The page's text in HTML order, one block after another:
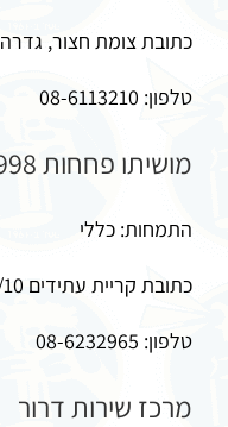
כתובת צומת חצור, גדרה
טלפון: 08-6113210
מושיתו פחחות 1998 בע"מ
התמחות: כללי
כתובת קריית עתידים 40/10, באר שבע
טלפון: 08-6232965
מרכז שירות דרור